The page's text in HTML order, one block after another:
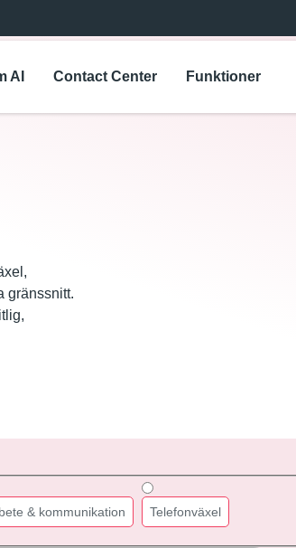
AI Contact Center Funktioner
gränssnitt.
& kommunikation Telefonväxel